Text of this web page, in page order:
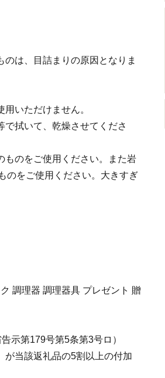
のは、目詰まりの原因となりま
いただけません。
で拭いて、乾燥させてくださ
ものをご使用ください。また岩
のをご使用ください。大きすぎ
調理器 調理器具 プレゼント 贈
示第179号第5条第3号ロ）
が当該返礼品の5割以上の付加